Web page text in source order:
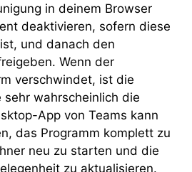
in deinem Browser
deaktivieren, sofern diese
und danach den
Wenn der
verschwindet, ist die
sehr wahrscheinlich die
App von Teams kann
das Programm komplett zu
neu zu starten und die
zu aktualisieren.